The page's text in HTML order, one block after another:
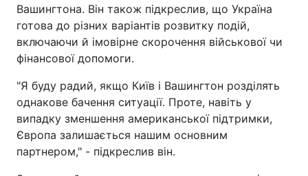
Вашингтона. Він також підкреслив, що Україна
готова до різних варіантів розвитку подій,
включаючи й імовірне скорочення військової чи
фінансової допомоги.
"Я буду радий, якщо Київ і Вашингтон розділять
однакове бачення ситуації. Проте, навіть у
випадку зменшення американської підтримки,
Європа залишається нашим основним
партнером," - підкреслив він.